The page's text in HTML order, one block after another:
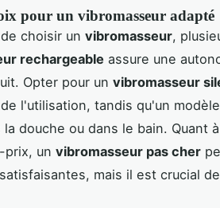
pour un vibromasseur adapté
choisir un vibromasseur,
rechargeable assure une
Opter pour un vibromasseur
l'utilisation, tandis qu'un modèle
douche ou dans le bain. Quant
prix, un vibromasseur pas cher
mais il est crucial